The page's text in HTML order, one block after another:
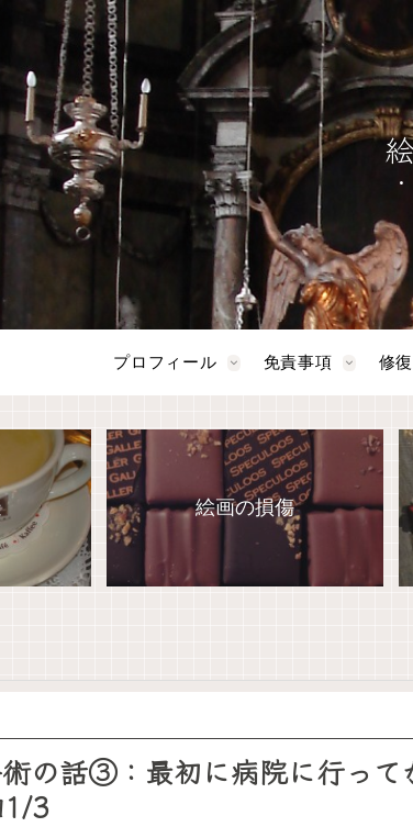
プロフィール 免責事項 修
絵画の損傷
の話③：最初に病院に行って
1/3